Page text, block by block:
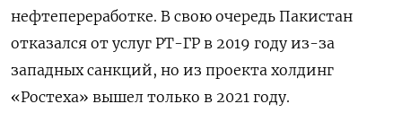
нефтепереработке. В свою очередь Пакистан
отказался от услуг РТ-ГР в 2019 году из-за
западных санкций, но из проекта холдинг
«Ростеха» вышел только в 2021 году.